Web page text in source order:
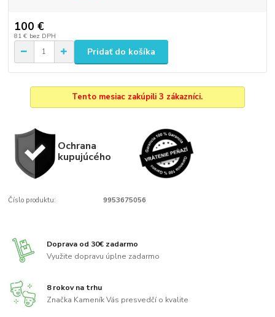
100 €
81 € bez DPH
Pridať do košíka
Tento mesiac zakúpili 3 zákazníci.
Ochrana
kupujúcého
Číslo produktu: 9953675056
Doprava od 30€ zadarmo
Využite dopravu úplne zadarmo
8 rokov na trhu
Značka Kameník Vás presvedčí o kvalite